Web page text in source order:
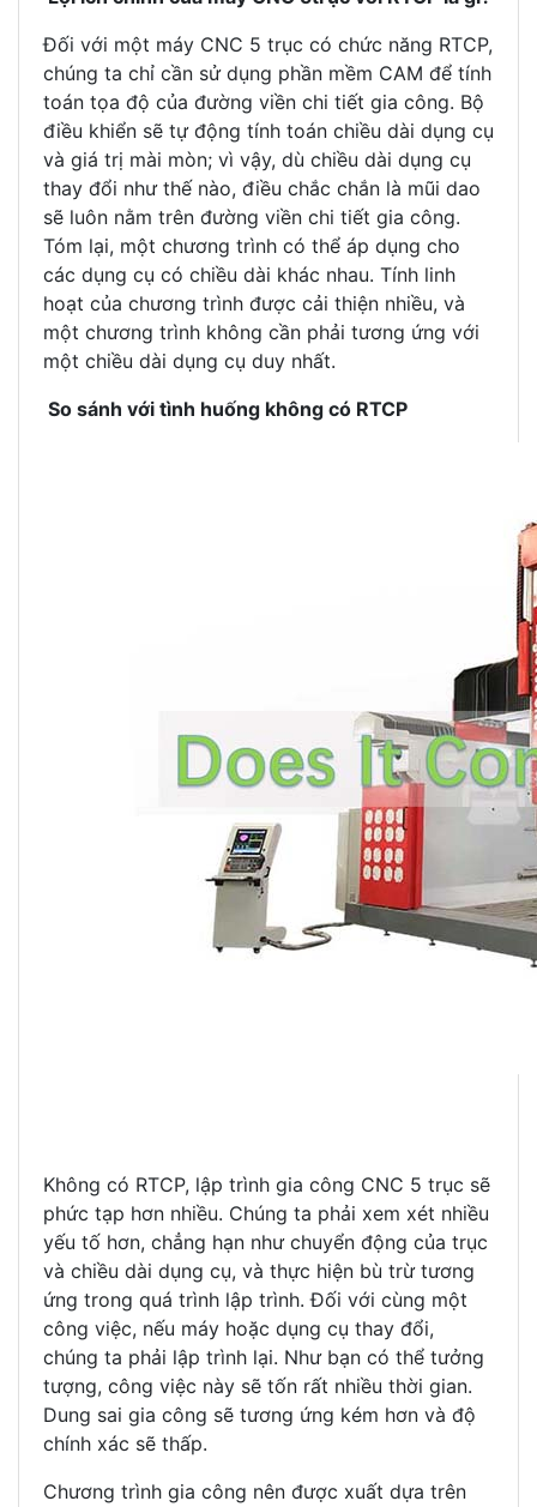
Đối với một máy CNC 5 trục có chức năng RTCP,
chúng ta chỉ cần sử dụng phần mềm CAM để tính
toán tọa độ của đường viền chi tiết gia công. Bộ
điều khiển sẽ tự động tính toán chiều dài dụng cụ
và giá trị mài mòn; vì vậy, dù chiều dài dụng cụ
thay đổi như thế nào, điều chắc chắn là mũi dao
sẽ luôn nằm trên đường viền chi tiết gia công.
Tóm lại, một chương trình có thể áp dụng cho
các dụng cụ có chiều dài khác nhau. Tính linh
hoạt của chương trình được cải thiện nhiều, và
một chương trình không cần phải tương ứng với
một chiều dài dụng cụ duy nhất.
So sánh với tình huống không có RTCP
Không có RTCP, lập trình gia công CNC 5 trục sẽ
phức tạp hơn nhiều. Chúng ta phải xem xét nhiều
yếu tố hơn, chẳng hạn như chuyển động của trục
và chiều dài dụng cụ, và thực hiện bù trừ tương
ứng trong quá trình lập trình. Đối với cùng một
công việc, nếu máy hoặc dụng cụ thay đổi,
chúng ta phải lập trình lại. Như bạn có thể tưởng
tượng, công việc này sẽ tốn rất nhiều thời gian.
Dung sai gia công sẽ tương ứng kém hơn và độ
chính xác sẽ thấp.
Chương trình gia công nên được xuất dựa trên